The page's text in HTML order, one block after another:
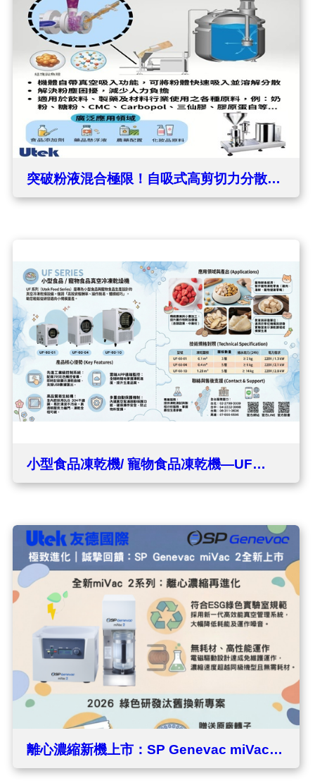
突破粉液混合極限！自吸式高剪切力分散
機：徹底消除結塊與「魚眼」現象
小型食品凍乾機/ 寵物食品凍乾機—UF
Series 上市預告
離心濃縮新機上市：SP Genevac miVac 2
全新登場暨汰舊換方案